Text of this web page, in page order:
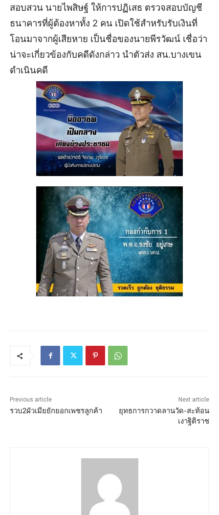
สอบสวน นายไพสิษฐ์ ให้การปฏิเสธ ตรวจสอบบัญชี
ธนาคารที่ผู้ต้องหาทั้ง 2 คน เปิดใช้สำหรับรับเงินที่
โอนมาจากผู้เสียหาย เป็นชื่อของนายพีรวัฒน์ เชื่อว่า
น่าจะเกี่ยวข้องกับคดีดังกล่าว นำตัวส่ง สน.บางเขน
ดำเนินคดี
Previous article
รวบ2ผัวเมียยักยอกเพชรลูกค้า
Next article
ยุทธการกวาดลานวัด-สะท้อน
เงาฐิติราช